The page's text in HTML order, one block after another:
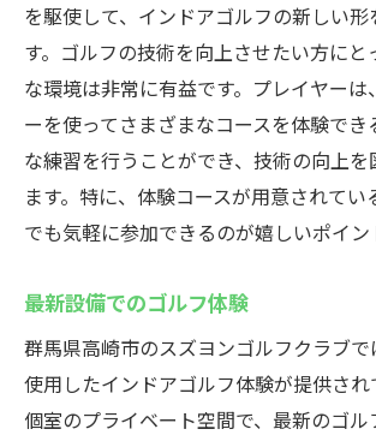
を駆使して、インドアゴルフの新しい形
す。ゴルフの技術を向上させたい方にと
な環境は非常に有益です。プレイヤーは
ーを使ってさまざまなコースを体験でき
な練習を行うことができ、技術の向上を
ます。特に、体験コースが用意されてい
でも気軽に参加できるのが嬉しいポイン
最新設備でのゴルフ体験
群馬県高崎市のスズヨンゴルフクラブ
使用したインドアゴルフ体験が提供され
個室のプライベート空間で、最新のゴル